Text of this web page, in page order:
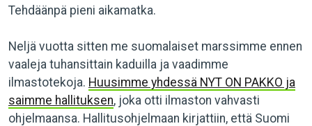
Tehdäänpä pieni aikamatka.
Neljä vuotta sitten me suomalaiset marssimme ennen
vaaleja tuhansittain kaduilla ja vaadimme
ilmastotekoja. Huusimme yhdessä NYT ON PAKKO ja
saimme hallituksen, joka otti ilmaston vahvasti
ohjelmaansa. Hallitusohjelmaan kirjattiin, että Suomi